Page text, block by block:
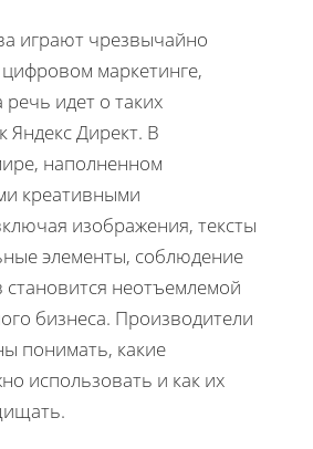
играют чрезвычайно
маркетинге,
идет о таких
Яндекс Директ. В
наполненном
креативными
изображения, тексты
элементы, соблюдение
становится неотъемлемой
бизнеса. Производители
понимать, какие
использовать и как их